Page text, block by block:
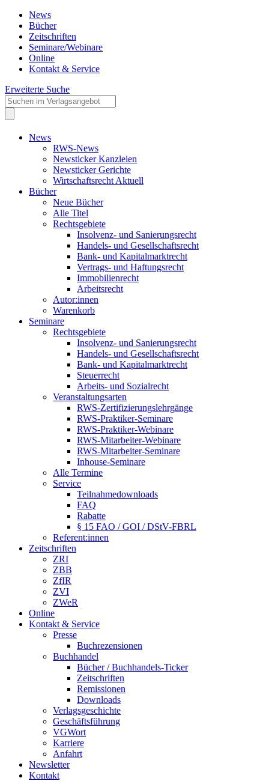
News
Bücher
Zeitschriften
Seminare/Webinare
Online
Kontakt & Service
Erweiterte Suche
News
RWS-News
Newsticker Kanzleien
Newsticker Gerichte
Wirtschaftsrecht Aktuell
Bücher
Neue Bücher
Alle Titel
Rechtsgebiete
Insolvenz- und Sanierungsrecht
Handels- und Gesellschaftsrecht
Bank- und Kapitalmarktrecht
Vertrags- und Haftungsrecht
Immobilienrecht
Arbeitsrecht
Autor:innen
Warenkorb
Seminare
Rechtsgebiete
Insolvenz- und Sanierungsrecht
Handels- und Gesellschaftsrecht
Bank- und Kapitalmarktrecht
Steuerrecht
Arbeits- und Sozialrecht
Veranstaltungsarten
RWS-Zertifizierungslehrgänge
RWS-Praktiker-Seminare
RWS-Praktiker-Webinare
RWS-Mitarbeiter-Webinare
RWS-Mitarbeiter-Seminare
Inhouse-Seminare
Alle Termine
Service
Teilnahmedownloads
FAQ
Rabatte
§ 15 FAO / GOI / DStV-FBRL
Referent:innen
Zeitschriften
ZRI
ZBB
ZfIR
ZVI
ZWeR
Online
Kontakt & Service
Presse
Buchrezensionen
Buchhandel
Bücher / Buchhandels-Ticker
Zeitschriften
Remissionen
Downloads
Verlagsgeschichte
Geschäftsführung
VGWort
Karriere
Anfahrt
Newsletter
Kontakt